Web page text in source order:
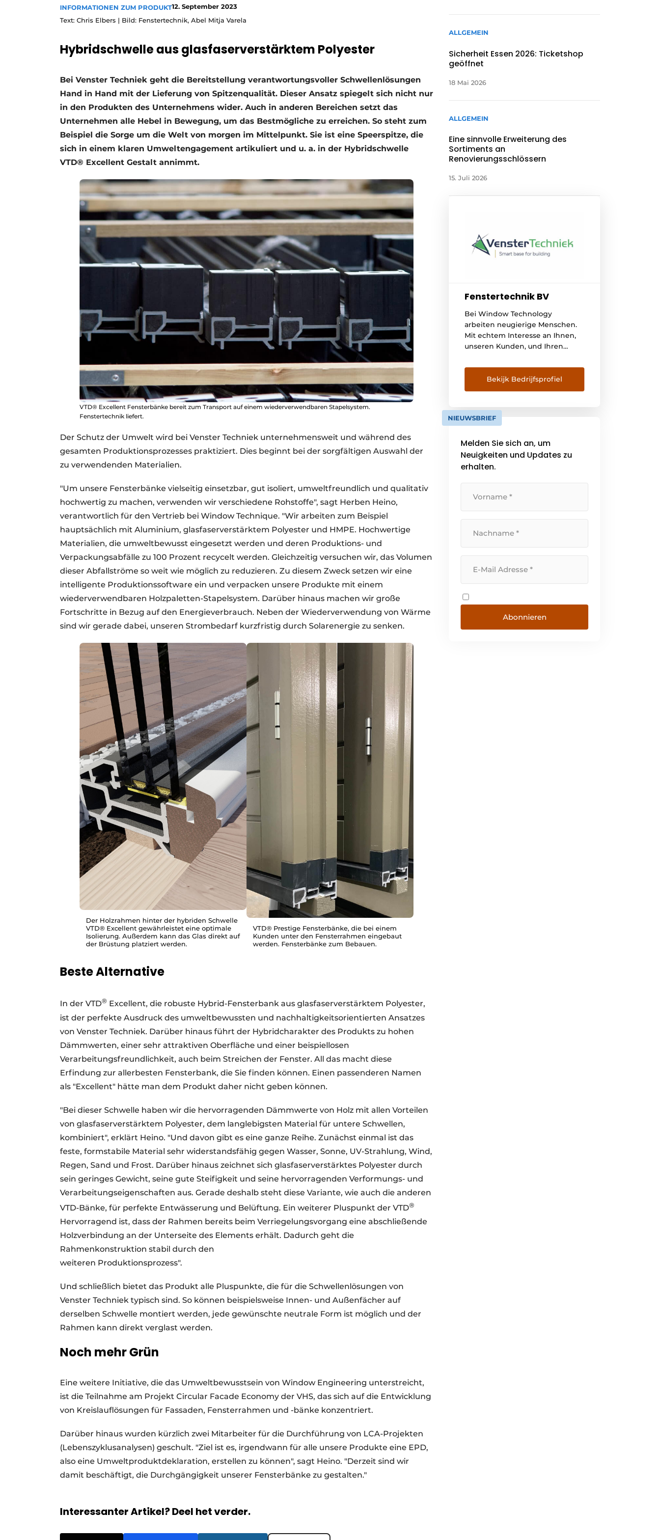
Ein Stellenangebot registrieren
Videos
INFORMATIONEN ZUM PRODUKT12. September 2023
Text: Chris Elbers | Bild: Fenstertechnik, Abel Mitja Varela
Hybridschwelle aus glasfaserverstärktem Polyester
Bei Venster Techniek geht die Bereitstellung verantwortungsvoller Schwellenlösungen
Hand in Hand mit der Lieferung von Spitzenqualität. Dieser Ansatz spiegelt sich nicht nur
in den Produkten des Unternehmens wider. Auch in anderen Bereichen setzt das
Unternehmen alle Hebel in Bewegung, um das Bestmögliche zu erreichen. So steht zum
Beispiel die Sorge um die Welt von morgen im Mittelpunkt. Sie ist eine Speerspitze, die
sich in einem klaren Umweltengagement artikuliert und u. a. in der Hybridschwelle
VTD® Excellent Gestalt annimmt.
VTD® Excellent Fensterbänke bereit zum Transport auf einem wiederverwendbaren Stapelsystem.
Fenstertechnik liefert.
Der Schutz der Umwelt wird bei Venster Techniek unternehmensweit und während des
gesamten Produktionsprozesses praktiziert. Dies beginnt bei der sorgfältigen Auswahl der
zu verwendenden Materialien.
"Um unsere Fensterbänke vielseitig einsetzbar, gut isoliert, umweltfreundlich und qualitativ
hochwertig zu machen, verwenden wir verschiedene Rohstoffe", sagt Herben Heino,
verantwortlich für den Vertrieb bei Window Technique. "Wir arbeiten zum Beispiel
hauptsächlich mit Aluminium, glasfaserverstärktem Polyester und HMPE. Hochwertige
Materialien, die umweltbewusst eingesetzt werden und deren Produktions- und
Verpackungsabfälle zu 100 Prozent recycelt werden. Gleichzeitig versuchen wir, das Volumen
dieser Abfallströme so weit wie möglich zu reduzieren. Zu diesem Zweck setzen wir eine
intelligente Produktionssoftware ein und verpacken unsere Produkte mit einem
wiederverwendbaren Holzpaletten-Stapelsystem. Darüber hinaus machen wir große
Fortschritte in Bezug auf den Energieverbrauch. Neben der Wiederverwendung von Wärme
sind wir gerade dabei, unseren Strombedarf kurzfristig durch Solarenergie zu senken.
Der Holzrahmen hinter der hybriden Schwelle
VTD® Excellent gewährleistet eine optimale
Isolierung. Außerdem kann das Glas direkt auf
der Brüstung platziert werden.
VTD® Prestige Fensterbänke, die bei einem
Kunden unter den Fensterrahmen eingebaut
werden. Fensterbänke zum Bebauen.
Beste Alternative
In der VTD® Excellent, die robuste Hybrid-Fensterbank aus glasfaserverstärktem Polyester,
ist der perfekte Ausdruck des umweltbewussten und nachhaltigkeitsorientierten Ansatzes
von Venster Techniek. Darüber hinaus führt der Hybridcharakter des Produkts zu hohen
Dämmwerten, einer sehr attraktiven Oberfläche und einer beispiellosen
Verarbeitungsfreundlichkeit, auch beim Streichen der Fenster. All das macht diese
Erfindung zur allerbesten Fensterbank, die Sie finden können. Einen passenderen Namen
als "Excellent" hätte man dem Produkt daher nicht geben können.
"Bei dieser Schwelle haben wir die hervorragenden Dämmwerte von Holz mit allen Vorteilen
von glasfaserverstärktem Polyester, dem langlebigsten Material für untere Schwellen,
kombiniert", erklärt Heino. "Und davon gibt es eine ganze Reihe. Zunächst einmal ist das
feste, formstabile Material sehr widerstandsfähig gegen Wasser, Sonne, UV-Strahlung, Wind,
Regen, Sand und Frost. Darüber hinaus zeichnet sich glasfaserverstärktes Polyester durch
sein geringes Gewicht, seine gute Steifigkeit und seine hervorragenden Verformungs- und
Verarbeitungseigenschaften aus. Gerade deshalb steht diese Variante, wie auch die anderen
VTD-Bänke, für perfekte Entwässerung und Belüftung. Ein weiterer Pluspunkt der VTD®
Hervorragend ist, dass der Rahmen bereits beim Verriegelungsvorgang eine abschließende
Holzverbindung an der Unterseite des Elements erhält. Dadurch geht die
Rahmenkonstruktion stabil durch den
weiteren Produktionsprozess".
Und schließlich bietet das Produkt alle Pluspunkte, die für die Schwellenlösungen von
Venster Techniek typisch sind. So können beispielsweise Innen- und Außenfächer auf
derselben Schwelle montiert werden, jede gewünschte neutrale Form ist möglich und der
Rahmen kann direkt verglast werden.
Noch mehr Grün
Eine weitere Initiative, die das Umweltbewusstsein von Window Engineering unterstreicht,
ist die Teilnahme am Projekt Circular Facade Economy der VHS, das sich auf die Entwicklung
von Kreislauflösungen für Fassaden, Fensterrahmen und -bänke konzentriert.
Darüber hinaus wurden kürzlich zwei Mitarbeiter für die Durchführung von LCA-Projekten
(Lebenszyklusanalysen) geschult. "Ziel ist es, irgendwann für alle unsere Produkte eine EPD,
also eine Umweltproduktdeklaration, erstellen zu können", sagt Heino. "Derzeit sind wir
damit beschäftigt, die Durchgängigkeit unserer Fensterbänke zu gestalten."
Interessanter Artikel? Deel het verder.
ALLGEMEIN
Sicherheit Essen 2026: Ticketshop
geöffnet
18 Mai 2026
ALLGEMEIN
Eine sinnvolle Erweiterung des
Sortiments an
Renovierungsschlössern
15. Juli 2026
Fenstertechnik BV
Bei Window Technology
arbeiten neugierige Menschen.
Mit echtem Interesse an Ihnen,
unseren Kunden, und Ihren
Fragen finden wir schöne
Lösungen und entwerfen
verbesserte Prozesse. Unsere
unsere '4 Gewissheiten'
beschrieben. Innovative
Wohngenuss Durch unser
umfangreiches Wissen [...]
Bekijk Bedrijfsprofiel
NIEUWSBRIEF
Melden Sie sich an, um
Neuigkeiten und Updates zu
erhalten.
Abonnieren